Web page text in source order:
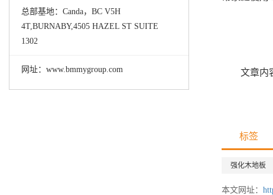
总部基地：Canda，BC V5H
4T,BURNABY,4505 HAZEL ST SUITE
1302
网址：www.bmmygroup.com 文章内
标签
强化木地板
本文网址：